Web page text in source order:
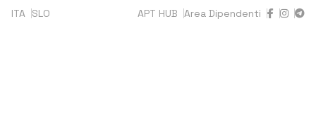
Skip
ITA SLO APT HUB Area Dipendenti